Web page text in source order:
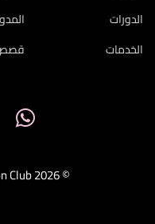
الدورات
الخدمات
قصص
© 2026 The Fashion Club | نادي الأزياء.